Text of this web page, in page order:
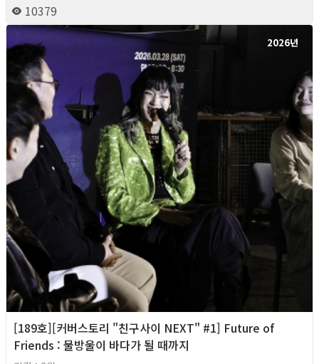
10379
2026년
[189호][커버스토리 "친구사이 NEXT" #1] Future of
Friends : 물방울이 바다가 될 때까지